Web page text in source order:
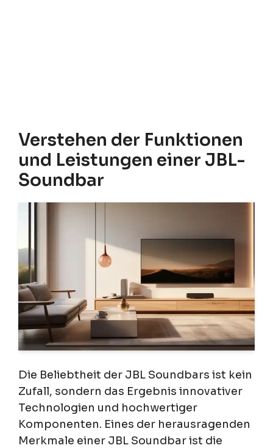
Verstehen der Funktionen
und Leistungen einer JBL-
Soundbar
Die Beliebtheit der JBL Soundbars ist kein
Zufall, sondern das Ergebnis innovativer
Technologien und hochwertiger
Komponenten. Eines der herausragenden
Merkmale einer JBL Soundbar ist die